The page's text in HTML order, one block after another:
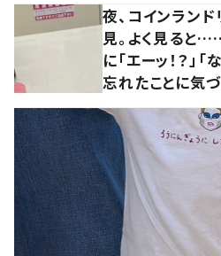
夜、コインラン
見。よく見ると
に「エーッ！？」
忘れたことに気づ